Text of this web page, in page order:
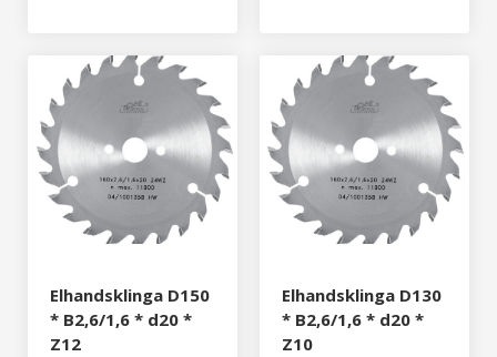
Elhandsklinga D150
* B2,6/1,6 * d20 *
Z12
Elhandsklinga D130
* B2,6/1,6 * d20 *
Z10